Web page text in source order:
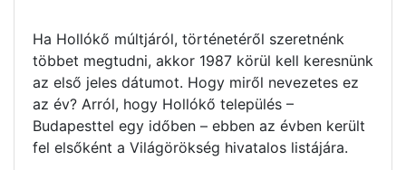
Ha Hollókő múltjáról, történetéről szeretnénk
többet megtudni, akkor 1987 körül kell keresnünk
az első jeles dátumot. Hogy miről nevezetes ez
az év? Arról, hogy Hollókő település –
Budapesttel egy időben – ebben az évben került
fel elsőként a Világörökség hivatalos listájára.